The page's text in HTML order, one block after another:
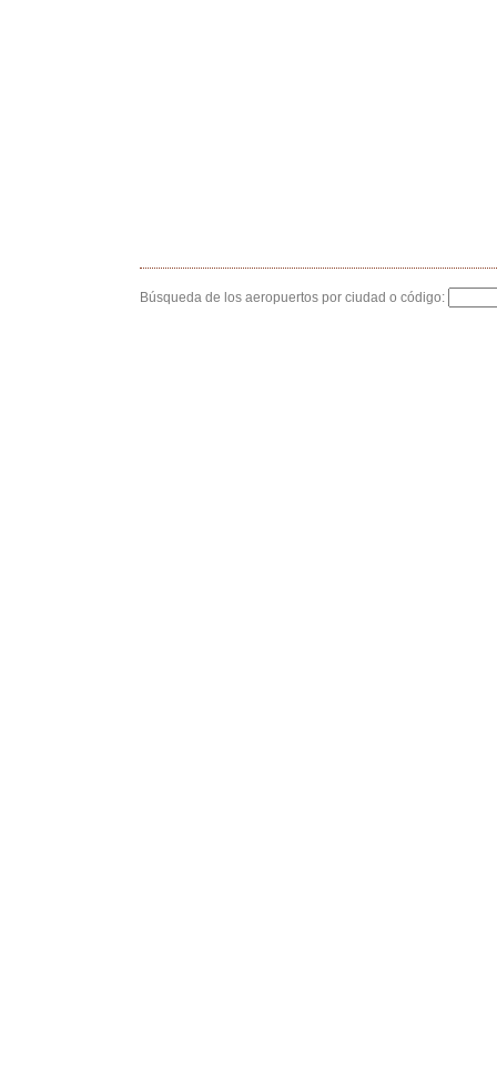
Búsqueda de los aeropuertos por ciudad o código: